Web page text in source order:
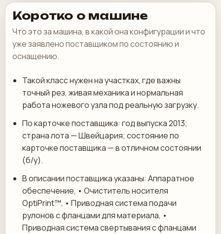
Коротко о машине
Что это за машина, в какой она конфигурации и что
уже заявлено поставщиком по состоянию и
оснащению.
Такой класс нужен на участках, где важны
точный рез, живая механика и нормальная
работа ножевого узла под реальную загрузку.
По карточке поставщика: год выпуска 2013;
страна лота — Швейцария; состояние по
карточке поставщика — в отличном состоянии
(б/у).
В описании поставщика указаны: Аппаратное
обеспечение, • Очиститель носителя
OptiPrint™, • Приводная система подачи
рулонов с фланцами для материала, •
Приводная система свертывания с фланцами